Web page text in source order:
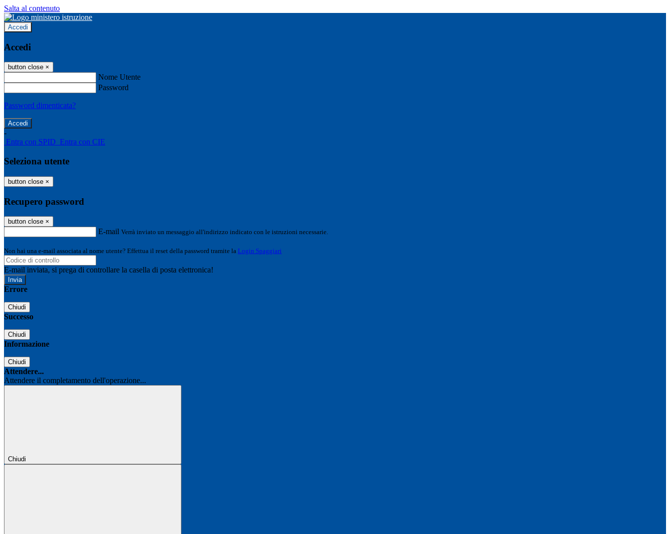
Salta al contenuto
Accedi
Accedi
button close ×
Nome Utente
Password
Password dimenticata?
-
Entra con SPID Entra con CIE
Seleziona utente
button close ×
Recupero password
button close ×
E-mail Verrà inviato un messaggio all'indirizzo indicato con le istruzioni necessarie.
Non hai una e-mail associata al nome utente? Effettua il reset della password tramite la Login Spaggiari
E-mail inviata, si prega di controllare la casella di posta elettronica!
Errore
Chiudi
Successo
Chiudi
Informazione
Chiudi
Attendere...
Attendere il completamento dell'operazione...
Chiudi